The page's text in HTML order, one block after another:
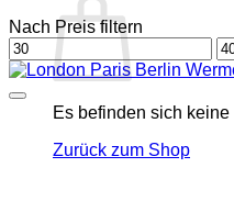
Es befinden sich
Zurück zum Shop
Nach Preis filtern
Min.
Preis